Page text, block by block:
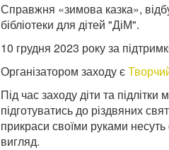
Справжня «зимова казка»,
бібліотеки для дітей "ДіМ".
10 грудня 2023 року за
Організатором заходу є
Під час заходу діти та
підготуватись до різдвяних
прикраси своїми руками
вигляд.